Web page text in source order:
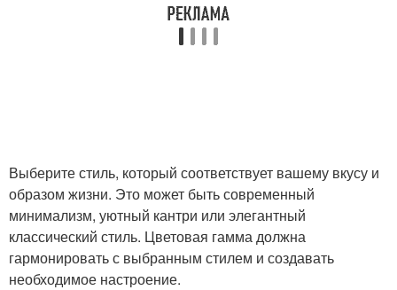
Выберите стиль, который соответствует вашему вкусу и
образом жизни. Это может быть современный
минимализм, уютный кантри или элегантный
классический стиль. Цветовая гамма должна
гармонировать с выбранным стилем и создавать
необходимое настроение.